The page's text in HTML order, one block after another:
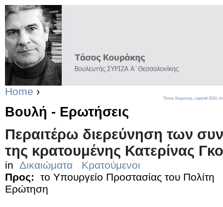
Home ›
Βουλή - Ερωτήσεις
Περαιτέρω διερεύνηση των
της κρατουμένης Κατερίνας
in Δικαιώματα
Κρατούμενοι
Προς:
το Υπουργείο Προστασίας του Πολίτη
Ερώτηση
Τάσος Κουράκης, copyleft 2010,